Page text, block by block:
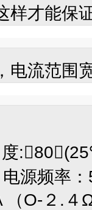
样才能保
电流范围
源频率
（O-２.４